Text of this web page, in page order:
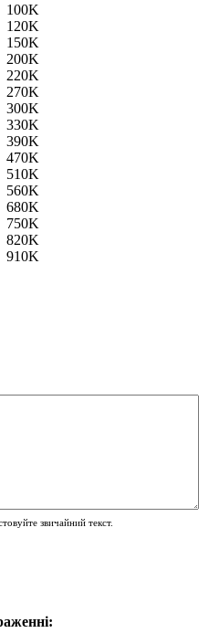
100K
120K
150K
200K
220K
270K
300K
330K
390K
470K
510K
560K
680K
750K
820K
910K
звичайний текст.